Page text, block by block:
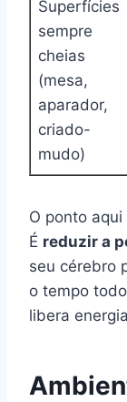
Superfícies
sempre
cheias
(mesa,
aparador,
criado-
mudo)
O ponto
É reduzir a
seu cérebro
o tempo
libera